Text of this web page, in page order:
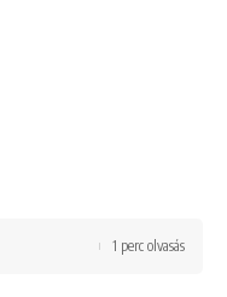
1 perc olvasás